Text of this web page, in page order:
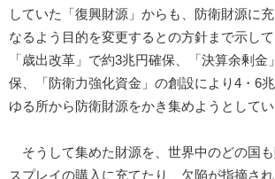
していた「復興財源」からも、防衛財源に
なるよう目的を変更するとの方針まで示して
「歳出改革」で約3兆円確保、「決算余剰金
保、「防衛力強化資金」の創設により4・6
ゆる所から防衛財源をかき集めようとしてい
そうして集めた財源を、世界中のどの国
スプレイの購入に充てたり、欠陥が指摘さ